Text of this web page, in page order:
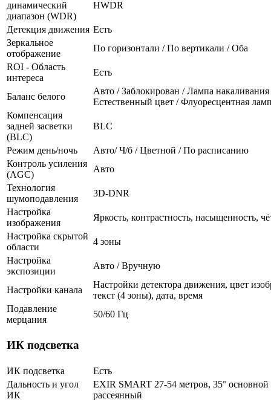
динамический
диапазон (WDR)
HWDR
Детекция движения Есть
Зеркальное
отображение
По горизонтали / По вертикали / Оба
ROI - Область
интереса
Есть
Баланс белого
Авто / Заблокирован / Лампа
Естественный цвет / Флуоресцентная
Компенсация
задней засветки
(BLC)
BLC
Режим день/ночь
Авто/ Ч/б / Цветной / По расписанию
Контроль усиления
(AGC)
Авто
Технология
шумоподавления
3D-DNR
Настройка
изображения
Яркость, контрастность, насыщенность,
Настройка скрытой
области
4 зоны
Настройка
экспозиции
Авто / Вручную
Настройки канала
Настройки детектора движения, цвет
текст (4 зоны), дата, время
Подавление
мерцания
50/60 Гц
ИК подсветка
ИК подсветка
Есть
Дальность и угол
ИК
EXIR SMART 27-54 метров, 35° основной
рассеянный